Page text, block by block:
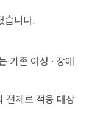
습니다.
기존 여성 · 장애
전체로 적용 대상